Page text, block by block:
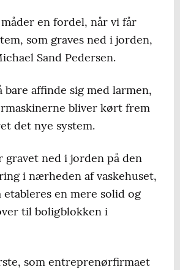
en fordel, når vi får
som graves ned i jorden,
Sand Pedersen.
bare affinde sig med larmen,
bliver kørt frem
det nye system.
gravet ned i jorden på den
i nærheden af vaskehuset,
etableres en mere solid og
til boligblokken i
som entreprenørfirmaet